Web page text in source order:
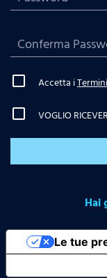
Accetta i
VOGLIO
Hai
Le tue